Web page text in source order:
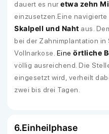
dauert es nur etwa zehn
einzusetzen.Eine
Skalpell und Naht aus.
bei der Zahnimplantation in
Vollnarkose. Eine örtliche
völlig ausreichend. Die
eingesetzt wird, verheilt
zwei bis drei Tagen.
6.Einheilphase